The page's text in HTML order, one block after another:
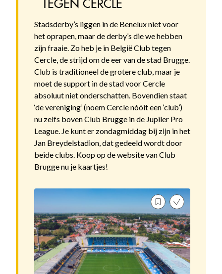
TEGEN CERCLE
Stadsderby’s liggen in de Benelux niet voor
het oprapen, maar de derby’s die we hebben
zijn fraaie. Zo heb je in België Club tegen
Cercle, de strijd om de eer van de stad Brugge.
Club is traditioneel de grotere club, maar je
moet de support in de stad voor Cercle
absoluut niet onderschatten. Bovendien staat
‘de vereniging’ (noem Cercle nóóit een ‘club’)
nu zelfs boven Club Brugge in de Jupiler Pro
League. Je kunt er zondagmiddag bij zijn in het
Jan Breydelstadion, dat gedeeld wordt door
beide clubs. Koop op de website van Club
Brugge nu je kaartjes!